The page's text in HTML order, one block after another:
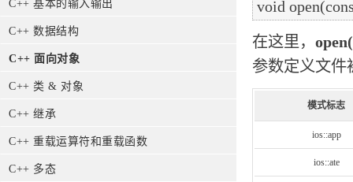
C++ 基本的输入输出
C++ 数据结构
C++ 面向对象
C++ 类 & 对象
C++ 继承
C++ 重载运算符和重载函数
C++ 多态
在这里，
参数定义文件
模式标志
ios::app
ios::ate